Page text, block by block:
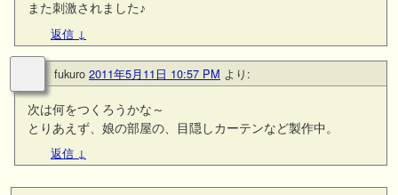
また刺激されました♪
返信 ↓
fukuro 2011年5月11日 10:57 PM より:
次は何をつくろうかな～
とりあえず、娘の部屋の、目隠しカーテンなど製作中。
返信 ↓